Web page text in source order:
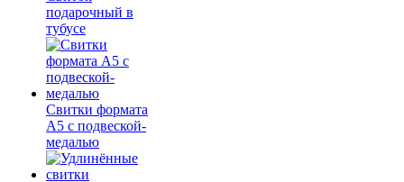
подарочный в
тубусе
Свитки формата
А5 с подвеской-
медалью